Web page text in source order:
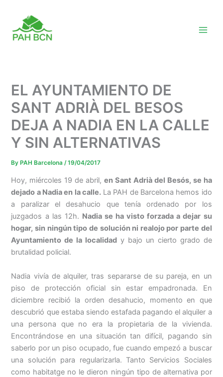
content
EL AYUNTAMIENTO DE
SANT ADRIÀ DEL BESOS
DEJA A NADIA EN LA CALLE
Y SIN ALTERNATIVAS
By PAH Barcelona/19/04/2017
Hoy, miércoles 19 de abril,en Sant Adrià del Besós, se ha
dejado a Nadia en la calle.La PAH de Barcelona hemos ido
a paralizar el desahucio que tenía ordenado por los
juzgados a las 12h. Nadia se ha visto forzada a dejar su
hogar, sin ningún tipo de solución ni realojo por parte del
Ayuntamiento de la localidad y bajo un cierto grado de
brutalidad policial.
Nadia vivía de alquiler, tras separarse de su pareja, en un
piso de protección oficial sin estar empadronada. En
diciembre recibió la orden desahucio, momento en que
descubrió que estaba siendo estafada pagando el alquiler a
una persona que no era la propietaria de la vivienda.
Encontrándose en una situación tan difícil, pagando sin
saberlo por un piso ocupado, fue cuando empezó a buscar
una solución para regularizarla. Tanto Servicios Sociales
como habitatge no le dieron ningún tipo de alternativa por